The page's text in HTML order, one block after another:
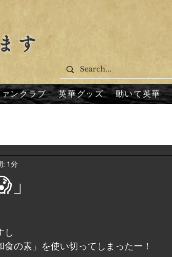
す
ンクラブ 英華グッズ 動いて英華
: 1分
し
の素」を使い切ってしまったー！